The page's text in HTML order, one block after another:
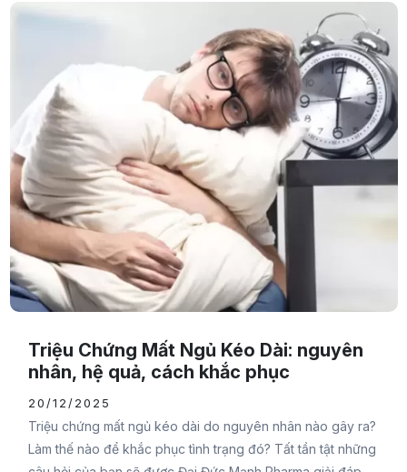
Triệu Chứng Mất Ngủ Kéo Dài: nguyên
nhân, hệ quả, cách khắc phục
20/12/2025
Triệu chứng mất ngủ kéo dài do nguyên nhân nào gây ra?
Làm thế nào để khắc phục tình trạng đó? Tất tần tật những